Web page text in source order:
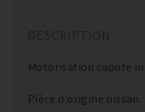
DESCRIPTION
Motorisation capote
Pièce d’origine nissan.